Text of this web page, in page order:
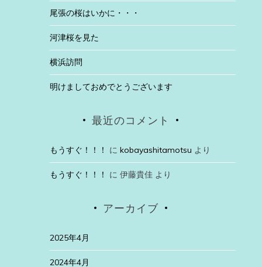
尾張の桜はいかに・・・
河津桜を見た
横浜訪問
明けましておめでとうございます
最近のコメント
もうすぐ！！！ に kobayashitamotsu より
もうすぐ！！！ に 伊藤貴佳より
アーカイブ
2025年4月
2024年4月